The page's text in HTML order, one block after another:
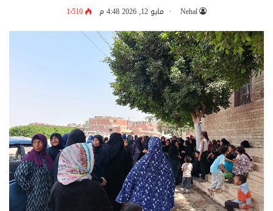
Nehal مايو 12, 2026 4:48 م 1٬510